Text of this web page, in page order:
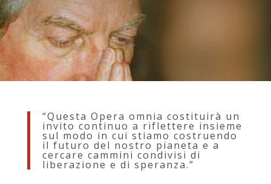
“Questa Opera omnia costituirà un
invito continuo a riflettere insieme
sul modo in cui stiamo costruendo
il futuro del nostro pianeta e a
cercare cammini condivisi di
liberazione e di speranza.”